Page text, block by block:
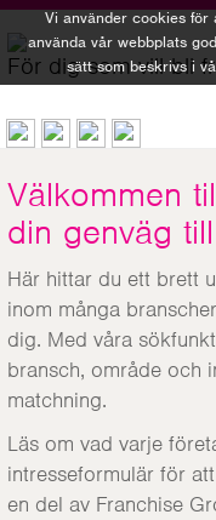
Vi använder cookies för
använda vår webbplats
sätt som beskrivs i
För dig som vill bli
Välkommen
din genväg
Här hittar du ett brett
inom många
dig. Med våra
bransch, område och
matchning.
Läs om vad varje
intresseformulär för
en del av Franchise